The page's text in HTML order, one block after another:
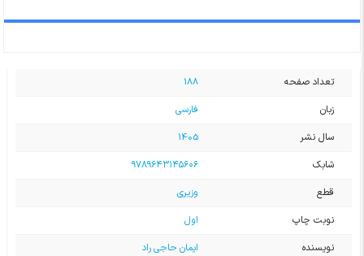
تعداد صفحه
188
زبان
فارسی
سال نشر
1405
شابک
۹۷۸۹۶۴۳۱۴۵۶۰۶
قطع
وزیری
نوبت چاپ
اول
نویسنده
ایمان حاجی راد